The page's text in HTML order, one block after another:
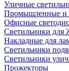
Уличные
Промышленные и
Офисные
Светильники
Накладные для
Светильники
Светильники
Прожекторы